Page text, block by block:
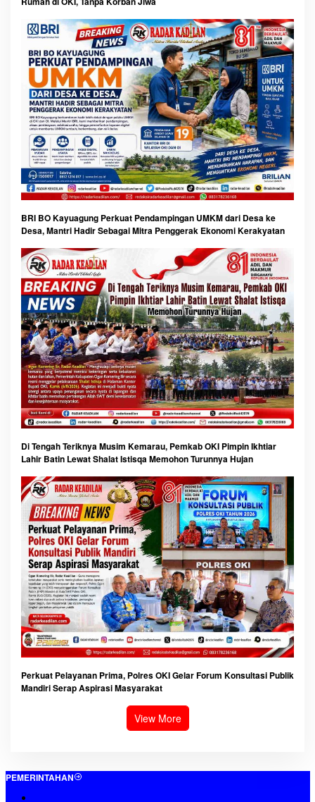
BRI BO Kayuagung Perkuat Pendampingan UMKM dari Desa ke
Desa, Mantri Hadir Sebagai Mitra Penggerak Ekonomi Kerakyatan
Di Tengah Teriknya Musim Kemarau, Pemkab OKI Pimpin Ikhtiar
Lahir Batin Lewat Shalat Istisqa Memohon Turunnya Hujan
Perkuat Pelayanan Prima, Polres OKI Gelar Forum Konsultasi Publik
Mandiri Serap Aspirasi Masyarakat
View More
PEMERINTAHAN